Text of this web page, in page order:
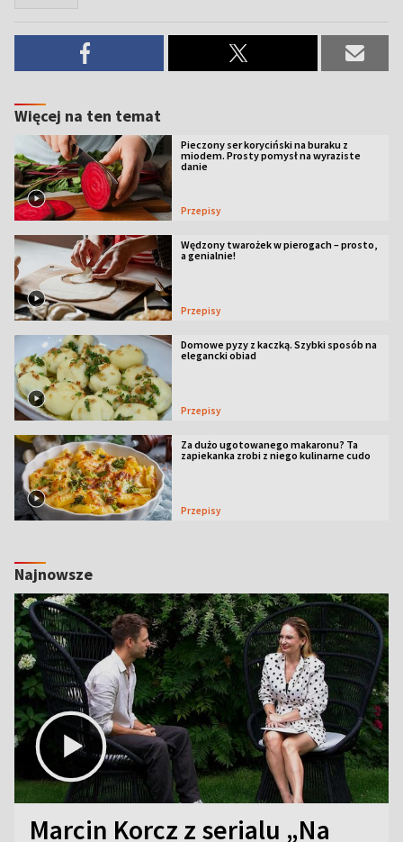
Więcej na ten temat
Pieczony ser koryciński na buraku z
miodem. Prosty pomysł na wyraziste
danie
Przepisy
Wędzony twarożek w pierogach – prosto,
a genialnie!
Przepisy
Domowe pyzy z kaczką. Szybki sposób na
elegancki obiad
Przepisy
Za dużo ugotowanego makaronu? Ta
zapiekanka zrobi z niego kulinarne cudo
Przepisy
Najnowsze
Marcin Korcz z serialu „Na